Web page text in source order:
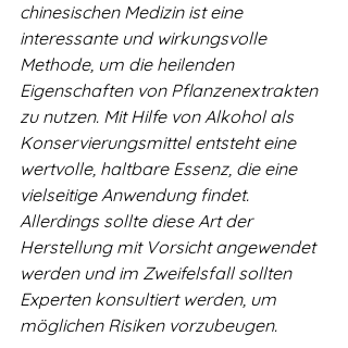
chinesischen Medizin ist eine
interessante und wirkungsvolle
Methode, um die heilenden
Eigenschaften von Pflanzenextrakten
zu nutzen. Mit Hilfe von Alkohol als
Konservierungsmittel entsteht eine
wertvolle, haltbare Essenz, die eine
vielseitige Anwendung findet.
Allerdings sollte diese Art der
Herstellung mit Vorsicht angewendet
werden und im Zweifelsfall sollten
Experten konsultiert werden, um
möglichen Risiken vorzubeugen.